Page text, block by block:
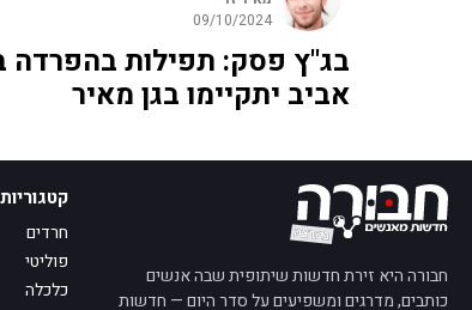
09/10/2024
בג"ץ פסק: תפילות בהפרדה
אביב יתקיימו בגן מאיר
חבורה היא זירת חדשות שיתופית שבה אנשים
כותבים, מדרגים ומשפיעים על סדר היום — חדשות
קטגוריות
חרדים
פוליטי
כלכלה